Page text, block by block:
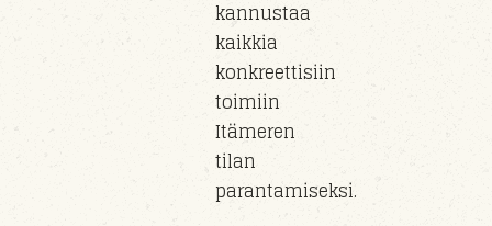
kannustaa
kaikkia
konkreettisiin
toimiin
Itämeren
tilan
parantamiseksi.